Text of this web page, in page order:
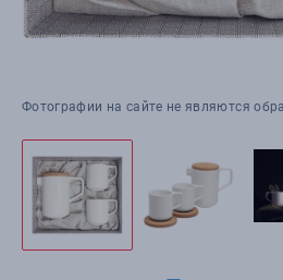
Фотографии на сайте не являются